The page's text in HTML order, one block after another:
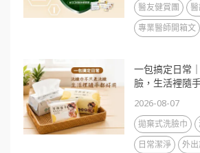
醫友健賞團
專業醫師開箱文
一包搞定日常
臉，生活裡隨
2026-08-07
拋棄式洗臉巾
日常潔淨
外